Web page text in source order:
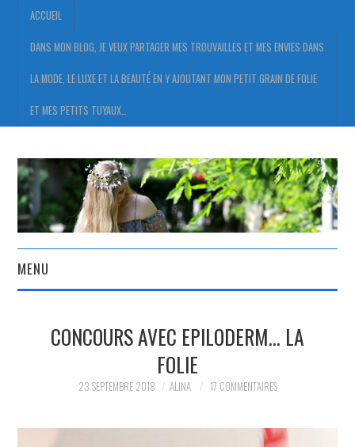
ACCUEIL
DANS MON BLOG, JE VEUX PARTAGER MES TROUVAILLES ET MES ENVIES DANS
LA MODE, LE LUXE ET LA BEAUTÉ EN Y AJOUTANT MON PETIT GRAIN DE FOLIE
ET MES PETITS TUYAUX…
MENU
DANS MON BLOG, JE VEUX
PARTAGER MES
TROUVAILLES ET MES
CONCOURS AVEC EPILODERM… LA
FOLIE
23 SEPTEMBRE 2018 ALINA 17 COMMENTAIRES